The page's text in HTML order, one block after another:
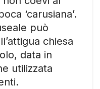
‘carusiana’.
può
chiesa
data in
utilizzata